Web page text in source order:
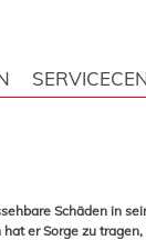
Schäden in
er Sorge zu